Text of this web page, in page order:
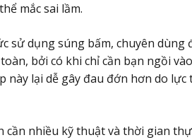
mắc sai lầm.
sử dụng súng bấm, chuyên dùng
bởi có khi chỉ cần bạn ngồi
này lại dễ gây đau đớn hơn do
cần nhiều kỹ thuật và thời gian